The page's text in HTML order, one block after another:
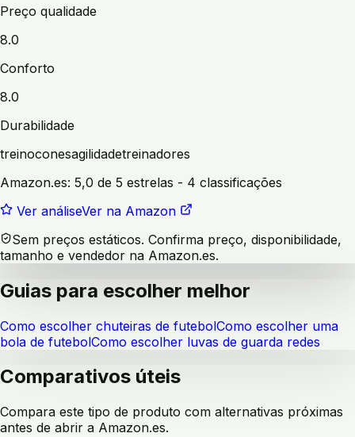
Preço qualidade
8.0
Conforto
8.0
Durabilidade
treinoconesagilidadetreinadores
Amazon.es: 5,0 de 5 estrelas - 4 classificações
Ver análiseVer na Amazon
Sem preços estáticos. Confirma preço, disponibilidade,
tamanho e vendedor na Amazon.es.
Guias para escolher melhor
Como escolher chuteiras de futebolComo escolher uma
bola de futebolComo escolher luvas de guarda redes
Comparativos úteis
Compara este tipo de produto com alternativas próximas
antes de abrir a Amazon.es.